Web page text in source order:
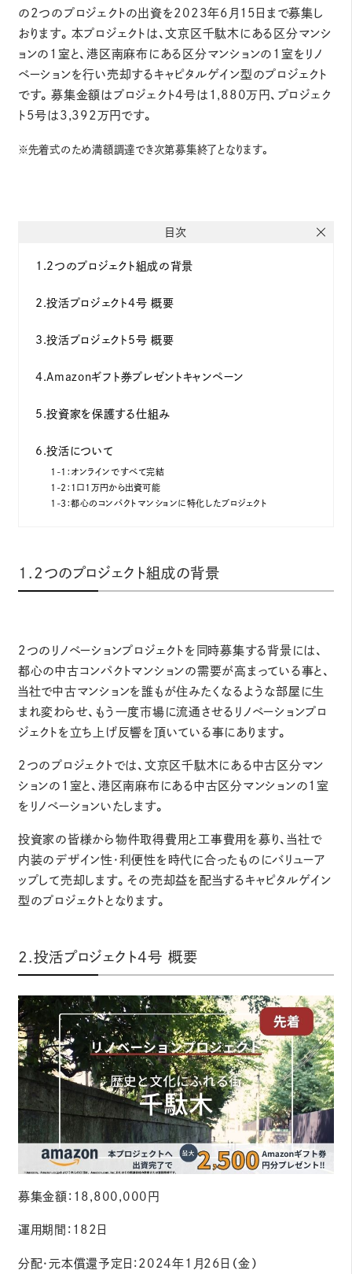
の2つのプロジェクトの出資を2023年6月15日まで募集し
おります。本プロジェクトは、文京区千駄木にある区分マンシ
ョンの1室と、港区南麻布にある区分マンションの1室をリノ
ベーションを行い売却するキャピタルゲイン型のプロジェクト
です。募集金額はプロジェクト4号は1,880万円、プロジェク
ト5号は3,392万円です。
※先着式のため満額調達でき次第募集終了となります。
目次
1.2つのプロジェクト組成の背景
2.投活プロジェクト4号 概要
3.投活プロジェクト5号 概要
4.Amazonギフト券プレゼントキャンペーン
5.投資家を保護する仕組み
6.投活について
1-1：オンラインですべて完結
1-2：１口１万円から出資可能
1-3：都心のコンパクトマンションに特化したプロジェクト
1.2つのプロジェクト組成の背景
2つのリノベーションプロジェクトを同時募集する背景には、
都心の中古コンパクトマンションの需要が高まっている事と、
当社で中古マンションを誰もが住みたくなるような部屋に生
まれ変わらせ、もう一度市場に流通させるリノベーションプロ
ジェクトを立ち上げ反響を頂いている事にあります。
2つのプロジェクトでは、文京区千駄木にある中古区分マン
ションの1室と、港区南麻布にある中古区分マンションの1室
をリノベーションいたします。
投資家の皆様から物件取得費用と工事費用を募り、当社で
内装のデザイン性・利便性を時代に合ったものにバリューア
ップして売却します。その売却益を配当するキャピタルゲイン
型のプロジェクトとなります。
2.投活プロジェクト4号 概要
募集⾦額：18,800,000円
運⽤期間：182日
分配・元本償還予定⽇：2024年1月26日（金）